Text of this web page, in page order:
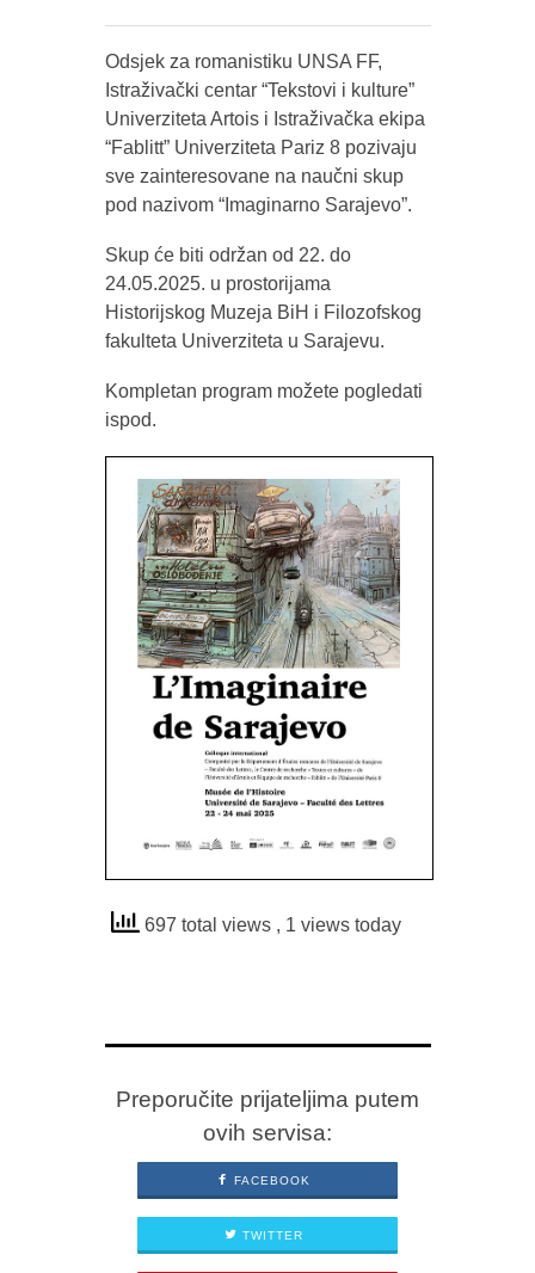
Odsjek za romanistiku UNSA FF,
Istraživački centar “Tekstovi i kulture”
Univerziteta Artois i Istraživačka ekipa
“Fablitt” Univerziteta Pariz 8 pozivaju
sve zainteresovane na naučni skup
pod nazivom “Imaginarno Sarajevo”.
Skup će biti održan od 22. do
24.05.2025. u prostorijama
Historijskog Muzeja BiH i Filozofskog
fakulteta Univerziteta u Sarajevu.
Kompletan program možete pogledati
ispod.
697 total views , 1 views today
Preporučite prijateljima putem
ovih servisa:
FACEBOOK
TWITTER